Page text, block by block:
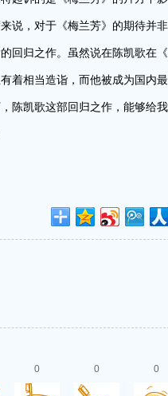
说，对于《梅兰芳》的期待并
回归之作。虽然说在陈凯歌在
着相当造诣，而他被成为国内
陈凯歌这部回归之作，能够给
0 0 0